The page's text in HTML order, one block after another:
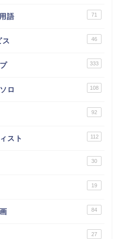
語 71
ス 46
333
ロ 108
92
スト 112
30
19
84
27